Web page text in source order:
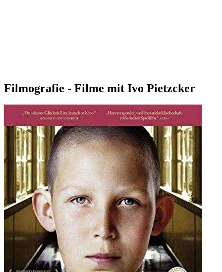
Filmografie - Filme mit Ivo Pietzcker